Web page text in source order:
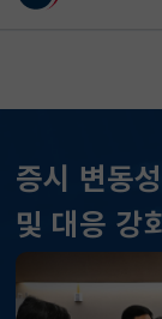
증시 변동
및 대응 강
KOSPI
KOSDAQ
국고채(3년)